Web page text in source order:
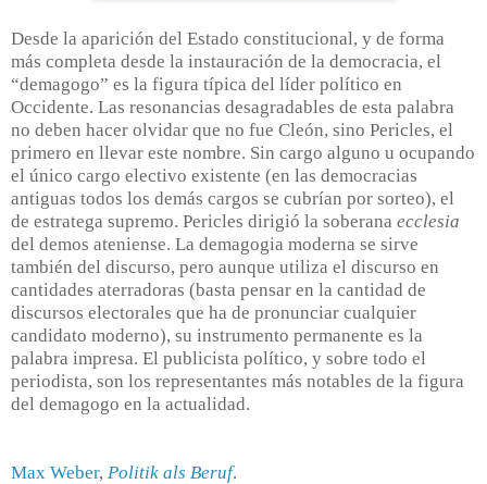
Desde la aparición del Estado constitucional, y de forma
más completa desde la instauración de la democracia, el
“demagogo” es la figura típica del líder político en
Occidente. Las resonancias desagradables de esta palabra
no deben hacer olvidar que no fue Cleón, sino Pericles, el
primero en llevar este nombre. Sin cargo alguno u ocupando
el único cargo electivo existente (en las democracias
antiguas todos los demás cargos se cubrían por sorteo), el
de estratega supremo. Pericles dirigió la soberana ecclesia
del demos ateniense. La demagogia moderna se sirve
también del discurso, pero aunque utiliza el discurso en
cantidades aterradoras (basta pensar en la cantidad de
discursos electorales que ha de pronunciar cualquier
candidato moderno), su instrumento permanente es la
palabra impresa. El publicista político, y sobre todo el
periodista, son los representantes más notables de la figura
del demagogo en la actualidad.
Max Weber, Politik als Beruf.